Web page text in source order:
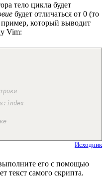
тело цикла будет
будет отличаться от 0 (то
пример, который выводит
Vim:
Исходник
его с помощью
текст самого скрипта.